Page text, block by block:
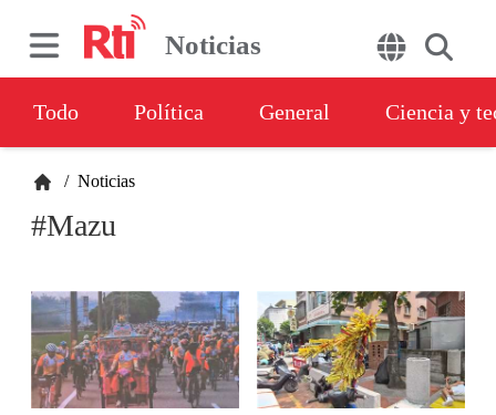
Noticias
Todo Política General Ciencia y
/ Noticias
#Mazu